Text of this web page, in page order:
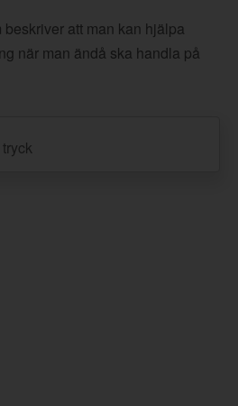
att man kan hjälpa
när man ändå ska handla på